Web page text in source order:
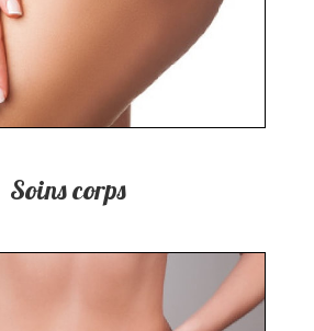
Soins corps